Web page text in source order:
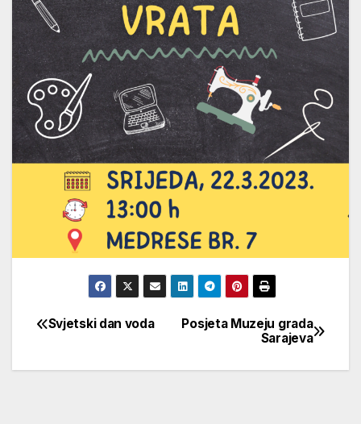
Navigacija
članaka
Posjeta Muzeju grada
Sarajeva
Svjetski dan voda